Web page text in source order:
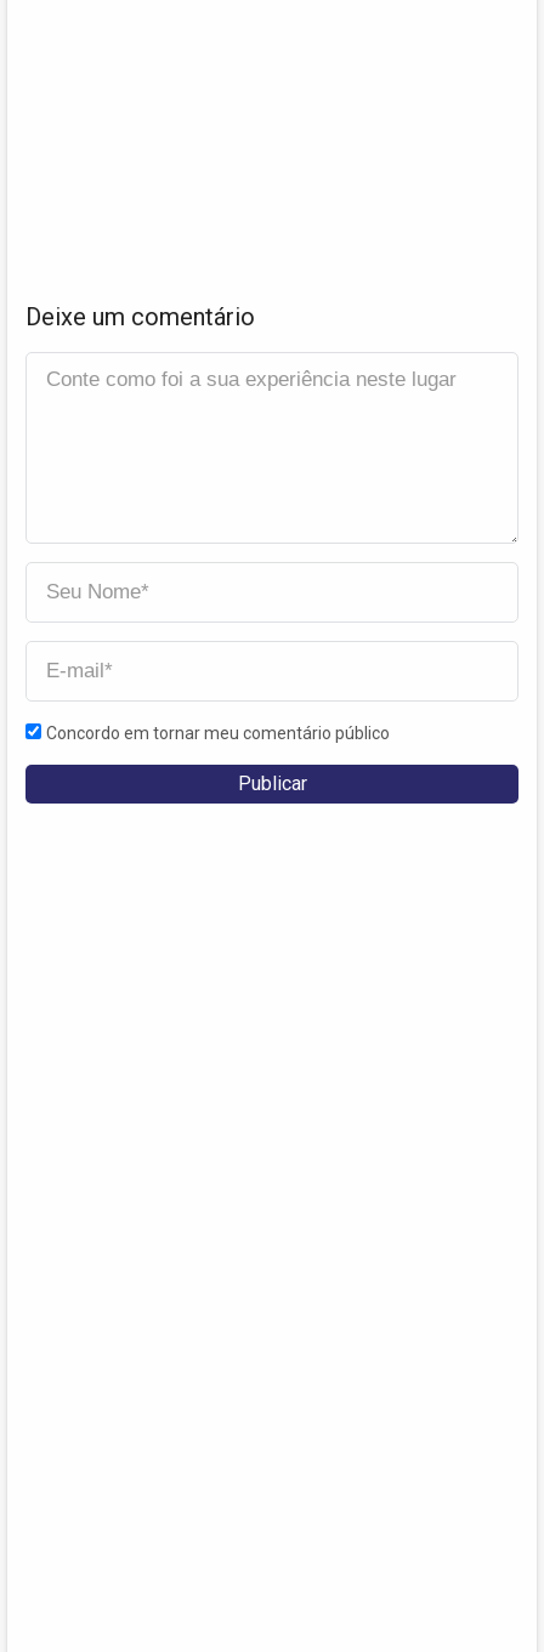
Deixe um comentário
Concordo em tornar meu comentário público